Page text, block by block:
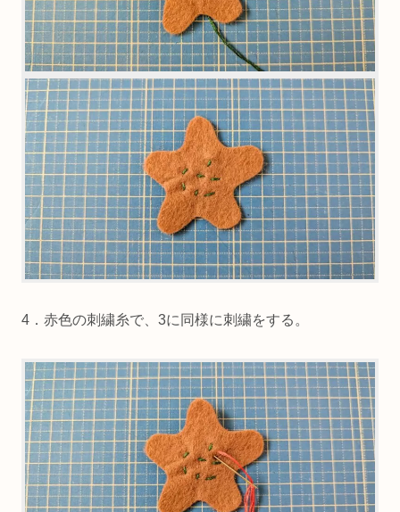
4．赤色の刺繍糸で、3に同様に刺繍をする。